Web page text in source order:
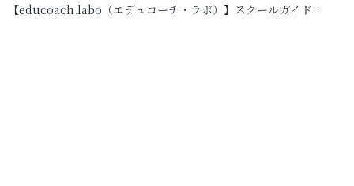
【educoach.labo（エデュコーチ・ラボ）】スクールガイド…